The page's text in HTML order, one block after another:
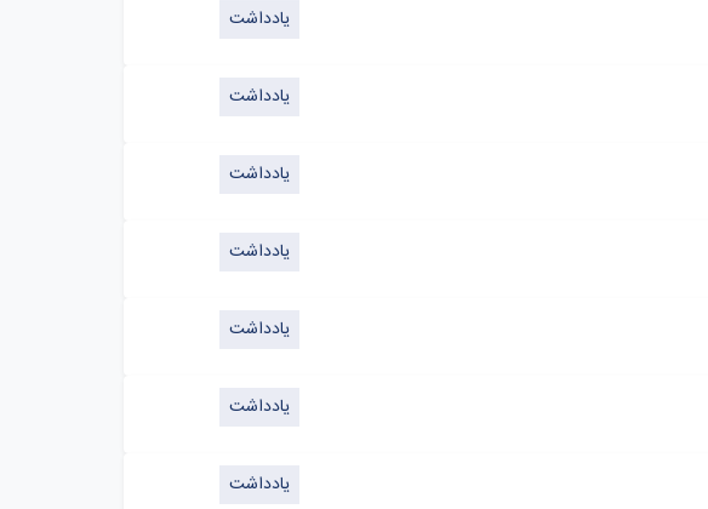
یادداشت
یادداشت
یادداشت
یادداشت
یادداشت
یادداشت
یادداشت